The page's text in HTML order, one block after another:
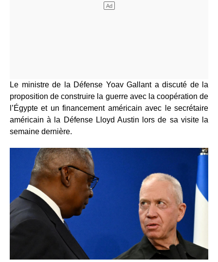
Le ministre de la Défense Yoav Gallant a discuté de la
proposition de construire la guerre avec la coopération de
l’Égypte et un financement américain avec le secrétaire
américain à la Défense Lloyd Austin lors de sa visite la
semaine dernière.